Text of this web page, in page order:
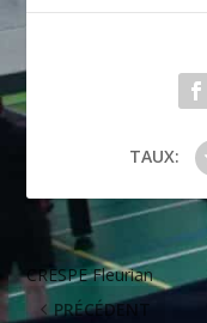
TAUX:
CRESPE Fleurian
PRÉCÉDENT